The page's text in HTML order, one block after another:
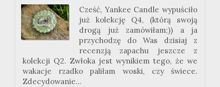
Cześć, Yankee Candle wypuściło
już kolekcję Q4, (którą swoją
drogą już zamówiłam;)) a ja
przychodzę do Was dzisiaj z
recenzją zapachu jeszcze z
kolekcji Q2. Zwłoka jest wynikiem tego, że we
wakacje rzadko paliłam woski, czy świece.
Zdecydowanie...